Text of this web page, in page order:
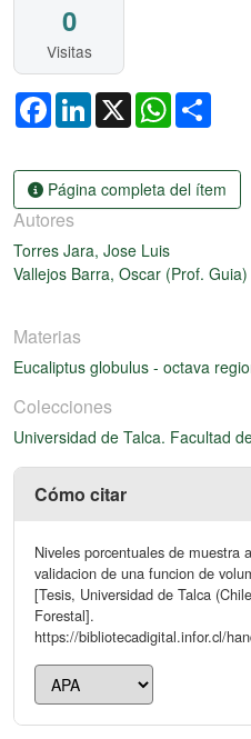
0
Visitas
FacebookLinkedIn
X WhatsApp
Página completa del ítem
Autores
Torres Jara, Jose Luis
Vallejos Barra, Oscar (Prof. Guia)
Materias
Eucaliptus globulus - octava
Colecciones
Universidad de Talca. Facultad
Cómo citar
Niveles porcentuales de muestra
validacion de una funcion de
[Tesis, Universidad de Talca
Forestal].
https://bibliotecadigital.infor.cl/